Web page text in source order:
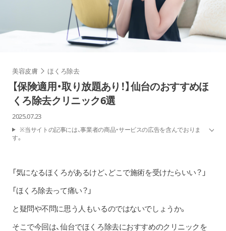
美容皮膚 ほくろ除去
【保険適用・取り放題あり！】仙台のおすすめほ
くろ除去クリニック6選
2025.07.23
※当サイトの記事には、事業者の商品・サービスの広告を含んでおりま
す。
「気になるほくろがあるけど、どこで施術を受けたらいい？」
「ほくろ除去って痛い？」
と疑問や不問に思う人もいるのではないでしょうか。
そこで今回は、仙台でほくろ除去におすすめのクリニックを